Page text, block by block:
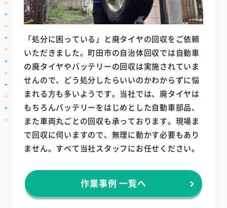
「処分に困っている」と廃タイヤの回収をご依頼
いただきました。町田市の自治体回収では自動車
の廃タイヤやバッテリーの回収は実施されていま
せんので、どう処分したらいいのかわからずに悩
まれる方も多いようです。当社では、廃タイヤは
もちろんバッテリーをはじめとした自動車部品、
また車両丸ごとの回収も承っております。現場ま
で回収に伺いますので、無理に動かす必要もあり
ません。すべて当社スタッフにお任せください。
作業事例 一覧へ